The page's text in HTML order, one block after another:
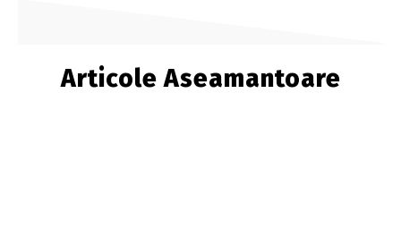
Articole Aseamantoare